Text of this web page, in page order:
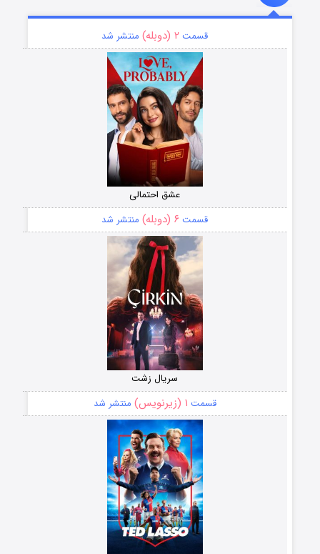
قسمت ۲ (دوبله) منتشر شد
عشق احتمالی
قسمت ۶ (دوبله) منتشر شد
سریال زشت
قسمت ۱ (زیرنویس) منتشر شد